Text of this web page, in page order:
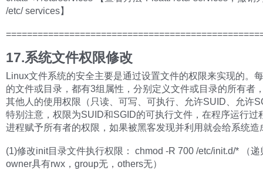
/etc/ services】
17.系统文件权限修改
Linux文件系统的安全主要是通过设置文件的权限来实现的。
的文件或目录，都有3组属性，分别定义文件或目录的所有者
其他人的使用权限（只读、可写、可执行、允许SUID、允许
特别注意，权限为SUID和SGID的可执行文件，在程序运行过
进程赋予所有者的权限，如果被黑客发现并利用就会给系统造
(1)修改init目录文件执行权限： chmod -R 700 /etc/init.d/* （递
owner具有rwx，group无，others无）